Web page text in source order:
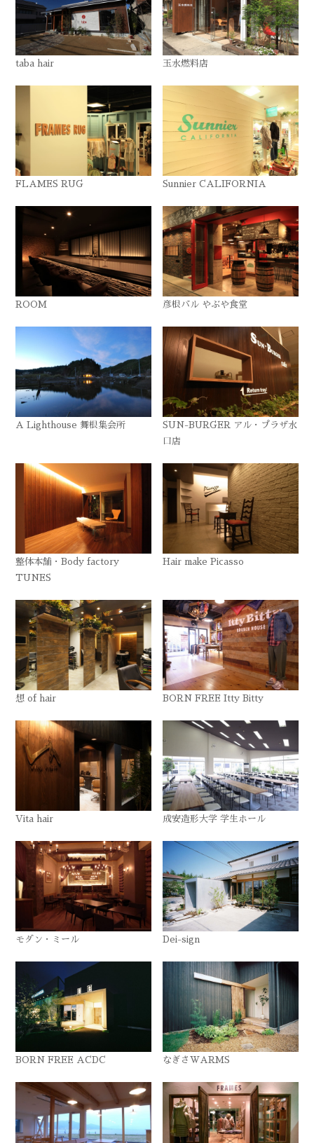
taba hair 玉水燃料店
FLAMES RUG Sunnier CALIFORNIA
ROOM 彦根バル やぶや食堂
A Lighthouse 舞根集会所
SUN-BURGER アル・プラザ水
口店
整体本舗・Body factory
TUNES
Hair make Picasso
想 of hair BORN FREE Itty Bitty
Vita hair 成安造形大学 学生ホール
モダン・ミール Dei-sign
BORN FREE ACDC なぎさWARMS